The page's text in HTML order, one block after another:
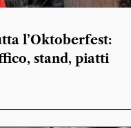
l’Oktoberfest:
stand, piatti